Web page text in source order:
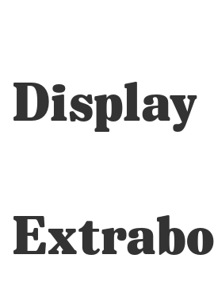
Display